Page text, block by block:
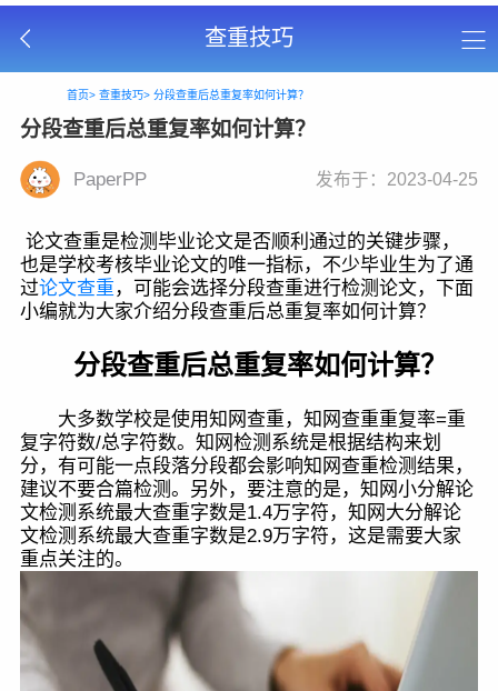
查重技巧
首页> 查重技巧> 分段查重后总重复率如何计算？
分段查重后总重复率如何计算？
PaperPP 发布于：2023-04-25
论文查重是检测毕业论文是否顺利通过的关键步骤，
也是学校考核毕业论文的唯一指标，不少毕业生为了通
过论文查重 ，可能会选择分段查重进行检测论文，下面
小编就为大家介绍分段查重后总重复率如何计算？
分段查重后总重复率如何计算？
大多数学校是使用知网查重，知网查重重复率=重
复字符数/总字符数。知网检测系统是根据结构来划
分，有可能一点段落分段都会影响知网查重检测结果，
建议不要合篇检测。另外，要注意的是，知网小分解论
文检测系统最大查重字数是1.4万字符，知网大分解论
文检测系统最大查重字数是2.9万字符，这是需要大家
重点关注的。